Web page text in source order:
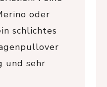
oder
schlichtes
und sehr